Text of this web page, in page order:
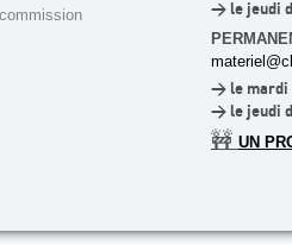
> le jeudi
> le mardi
> le jeudi
🚧 UN